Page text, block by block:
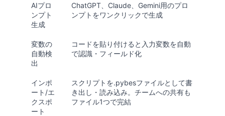
AIプロ
ンプト
生成
ChatGPT、Claude、Gemini用のプロ
ンプトをワンクリックで生成
変数の
自動検
出
コードを貼り付けると入力変数を自動
で認識・フィールド化
インポ
ート/エ
クスポ
ート
スクリプトを.pybesファイルとして書
き出し・読み込み。チームへの共有も
ファイル1つで完結